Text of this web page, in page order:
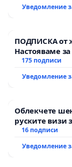
Уведомление
ПОДПИСКА от
Настояваме
АД и от
175 подписи
Уведомление
Облекчете
руските визи
16 подписи
Уведомление